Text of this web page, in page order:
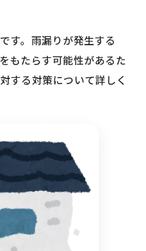
す。雨漏りが発生する
もたらす可能性があるた
する対策について詳しく